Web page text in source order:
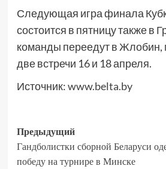
Следующая игра финала
состоится в пятницу также в
команды переедут в Жлобин,
две встречи 16 и 18 апреля.
Источник:www.belta.by
Предыдущий
Гандболистки сборной Беларуси
победу на турнире в Минске